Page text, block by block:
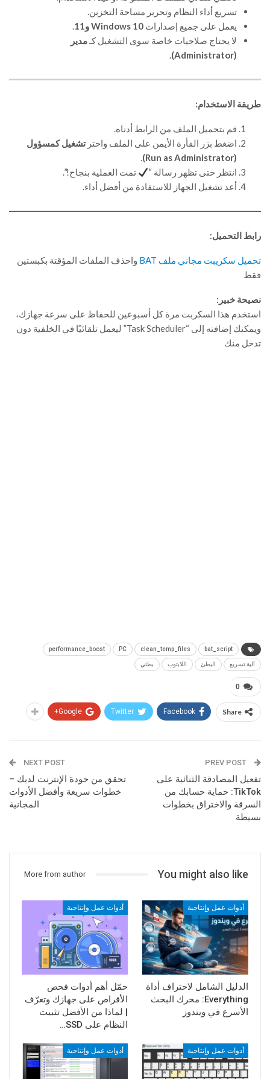
تسريع أداء النظام وتحرير مساحة التخزين.
يعمل على جميع إصدارات Windows 10 و11
.
لا يحتاج صلاحيات خاصة سوى التشغيل كـمدير
(Administrator)
.
طريقة الاستخدام:
قم بتحميل الملف من الرابط أدناه.
اضغط بزر الفأرة الأيمن على الملف واخترتشغيل كمسؤول
(Run as Administrator)
.
انتظر حتى تظهر رسالة “
تمت العملية بنجاح!”.
أعد تشغيل الجهاز للاستفادة من أفضل أداء.
رابط التحميل:
تحميل سكريبت مجاني ملف BAT
واحذف الملفات المؤقتة بكبستين
فقط
نصيحة خبير:
استخدم هذا السكربت مرة كل أسبوعين للحفاظ على سرعة جهازك،
ويمكنك إضافته إلى “Task Scheduler” ليعمل تلقائيًا في الخلفية دون
تدخل منك
bat_script
clean_temp_files
PC
performance_boost
آلية تسريع البطئ اللابتوب بطئي
0
Share
Facebook
Twitter
Google+
تفعيل المصادقة الثنائية على
TikTok: حماية حسابك من
السرقة والاختراق بخطوات
بسيطة
NEXT POST
تحقق من جودة الإنترنت لديك –
خطوات سريعة وأفضل الأدوات
المجانية
You might also like
More from author
أدوات عمل وإنتاجية
الدليل الشامل لاحتراف أداة
Everything: محرك البحث
الأسرع في ويندوز
أدوات عمل وإنتاجية
حمّل أهم أدوات فحص
الأقراص على جهازك وتعرّف
| لماذا من الأفضل تثبيت
النظام على SSD…
أدوات عمل وإنتاجية أدوات عمل وإنتاجية